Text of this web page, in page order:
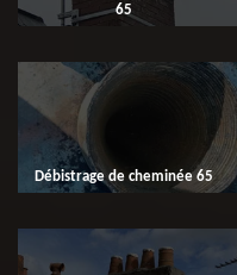
65
Débistrage de cheminée 65